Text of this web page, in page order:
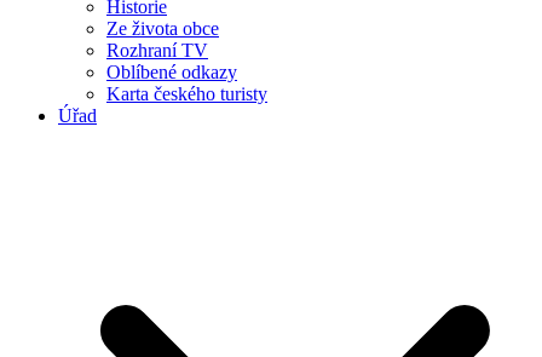
Historie
Ze života obce
Rozhraní TV
Oblíbené odkazy
Karta českého turisty
Úřad